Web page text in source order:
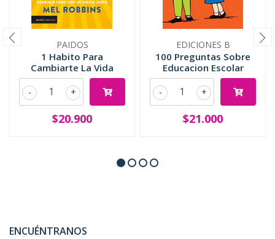
PAIDOS
1 Habito Para
Cambiarte La Vida
+
-
$20.900
EDICIONES B
100 Preguntas Sobre
Educacion Escolar
+
-
$21.000
ENCUÉNTRANOS